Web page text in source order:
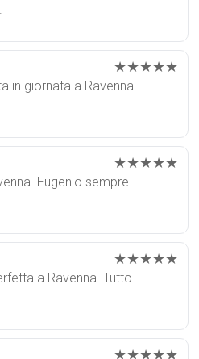
★★★★★
in giornata a Ravenna.
★★★★★
Eugenio sempre
★★★★★
a Ravenna. Tutto
★★★★★